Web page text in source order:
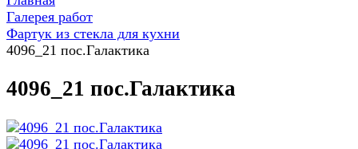
Галерея работ
Фартук из стекла для кухни
4096_21 пос.Галактика
4096_21 пос.Галактика